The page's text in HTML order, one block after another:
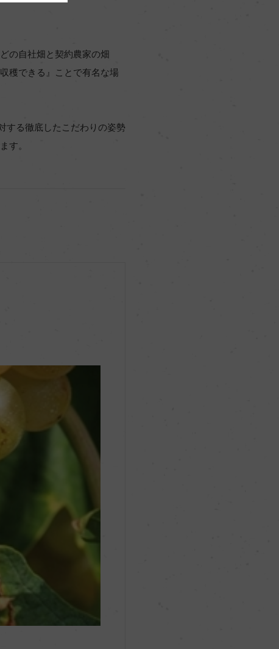
の自社畑と契約農家の畑
穫できる』ことで有名な場
する徹底したこだわりの姿勢
す。